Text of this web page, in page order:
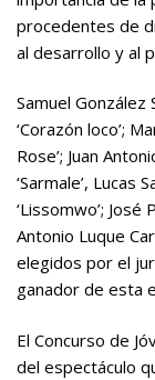
procedentes de
al desarrollo y al
Samuel González
‘Corazón loco’;
Rose’; Juan
‘Sarmale’, Lucas
‘Lissomwo’; José
Antonio Luque
elegidos por el
ganador de esta
El Concurso de
del espectáculo